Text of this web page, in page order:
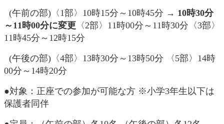
(午前の部)〈1部〉10時15分～10時45分 → 10時30分
～11時00分に変更 〈2部〉11時00分～11時30分〈3部〉
11時45分～12時15分
(午後の部)〈4部〉13時30分～13時50分 〈5部〉14時
00分～14時20分
●対象：正座での参加が可能な方 ※小学3年生以下は
保護者同伴